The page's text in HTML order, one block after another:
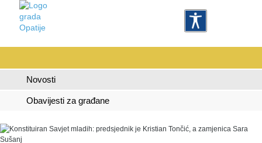
Novosti
Obavijesti za građane